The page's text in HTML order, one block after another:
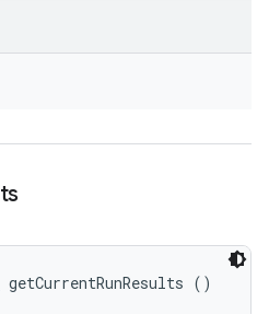
getCurrentRunResults ()